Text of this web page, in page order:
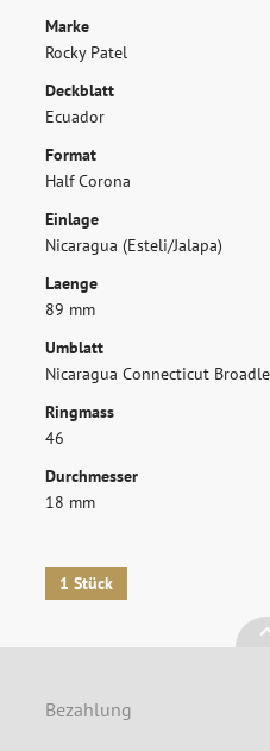
Marke
Rocky Patel
Deckblatt
Ecuador
Format
Half Corona
Einlage
Nicaragua (Esteli/Jalapa)
Laenge
89 mm
Umblatt
Nicaragua Connecticut
Ringmass
46
Durchmesser
18 mm
1 Stück
Bezahlung
um Whisky & Passion, das
sowie Online-Shops, unsere
auf dem Laufenden gehalten
hier für unseren Newsletter an!
ANMELDEN